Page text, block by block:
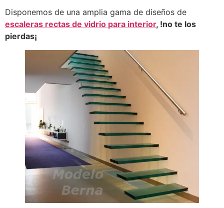
Disponemos de una amplia gama de diseños de
escaleras rectas de vidrio para interior, !no te los
pierdas¡